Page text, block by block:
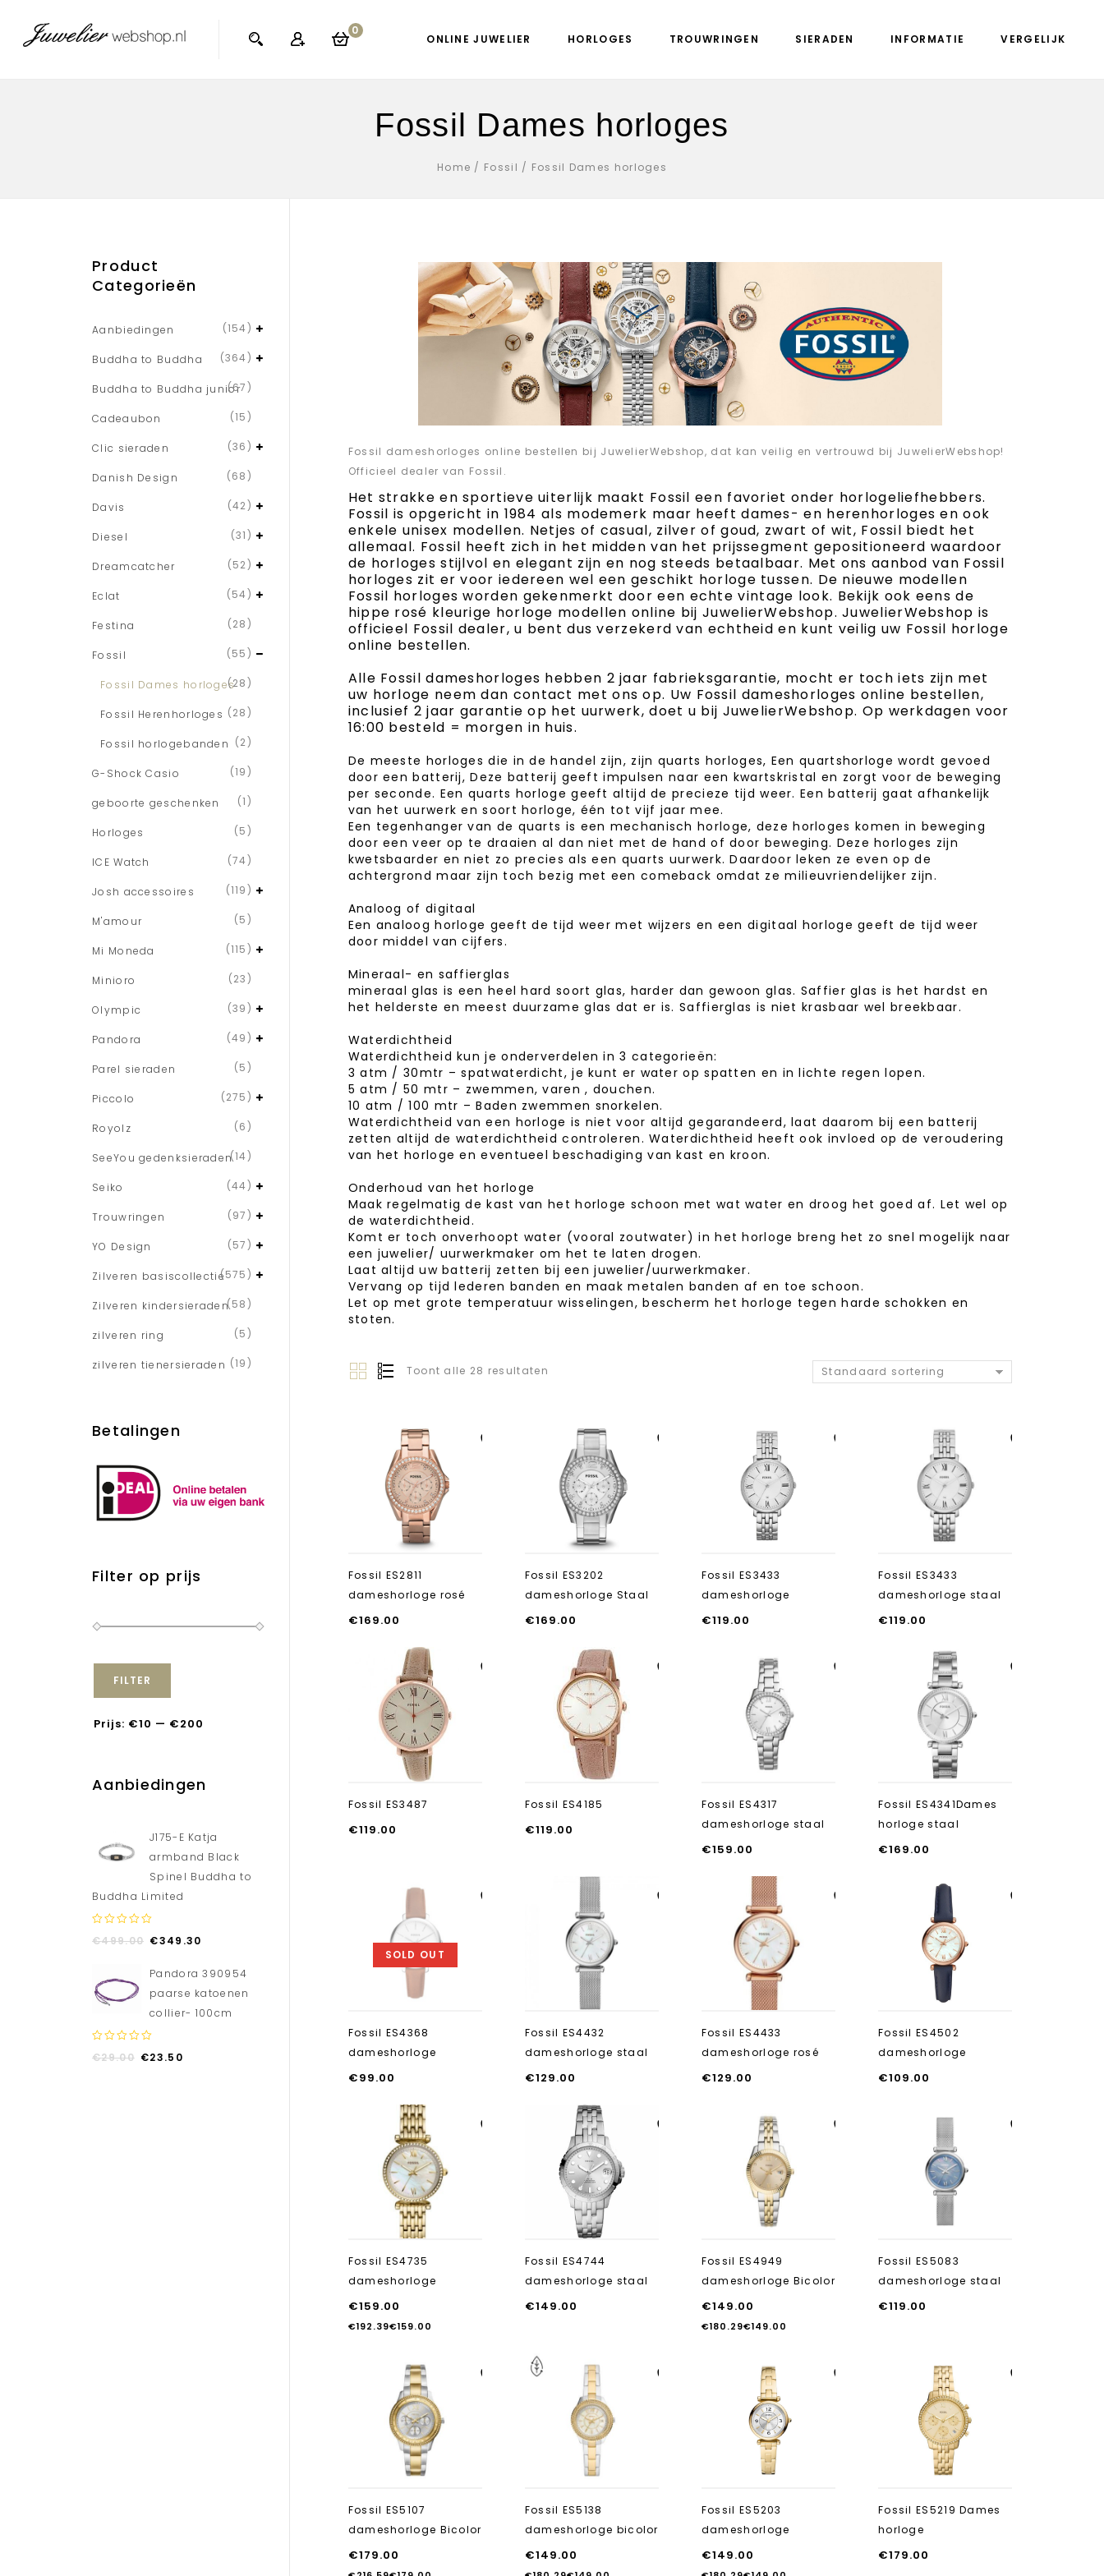
0
ONLINE JUWELIER HORLOGES TROUWRINGEN SIERADEN INFORMATIE VERGELIJK
Fossil Dames horloges
Home / Fossil / Fossil Dames horloges
Fossil dameshorloges online bestellen bij JuwelierWebshop, dat kan veilig en vertrouwd bij JuwelierWebshop!
Officieel dealer van Fossil.
Het strakke en sportieve uiterlijk maakt Fossil een favoriet onder horlogeliefhebbers.
Fossil is opgericht in 1984 als modemerk maar heeft dames- en herenhorloges en ook
enkele unisex modellen. Netjes of casual, zilver of goud, zwart of wit, Fossil biedt het
allemaal. Fossil heeft zich in het midden van het prijssegment gepositioneerd waardoor
de horloges stijlvol en elegant zijn en nog steeds betaalbaar. Met ons aanbod van Fossil
horloges zit er voor iedereen wel een geschikt horloge tussen. De nieuwe modellen
Fossil horloges worden gekenmerkt door een echte vintage look. Bekijk ook eens de
hippe rosé kleurige horloge modellen online bij JuwelierWebshop. JuwelierWebshop is
officieel Fossil dealer, u bent dus verzekerd van echtheid en kunt veilig uw Fossil horloge
online bestellen.
Alle Fossil dameshorloges hebben 2 jaar fabrieksgarantie, mocht er toch iets zijn met
uw horloge neem dan contact met ons op. Uw Fossil dameshorloges online bestellen,
inclusief 2 jaar garantie op het uurwerk, doet u bij JuwelierWebshop. Op werkdagen voor
16:00 besteld = morgen in huis.
De meeste horloges die in de handel zijn, zijn quarts horloges, Een quartshorloge wordt gevoed
door een batterij, Deze batterij geeft impulsen naar een kwartskristal en zorgt voor de beweging
per seconde. Een quarts horloge geeft altijd de precieze tijd weer. Een batterij gaat afhankelijk
van het uurwerk en soort horloge, één tot vijf jaar mee.
Een tegenhanger van de quarts is een mechanisch horloge, deze horloges komen in beweging
door een veer op te draaien al dan niet met de hand of door beweging. Deze horloges zijn
kwetsbaarder en niet zo precies als een quarts uurwerk. Daardoor leken ze even op de
achtergrond maar zijn toch bezig met een comeback omdat ze milieuvriendelijker zijn.
Analoog of digitaal
Een analoog horloge geeft de tijd weer met wijzers en een digitaal horloge geeft de tijd weer
door middel van cijfers.
Mineraal- en saffierglas
mineraal glas is een heel hard soort glas, harder dan gewoon glas. Saffier glas is het hardst en
het helderste en meest duurzame glas dat er is. Saffierglas is niet krasbaar wel breekbaar.
Waterdichtheid
Waterdichtheid kun je onderverdelen in 3 categorieën:
3 atm / 30mtr – spatwaterdicht, je kunt er water op spatten en in lichte regen lopen.
5 atm / 50 mtr – zwemmen, varen , douchen.
10 atm / 100 mtr – Baden zwemmen snorkelen.
Waterdichtheid van een horloge is niet voor altijd gegarandeerd, laat daarom bij een batterij
zetten altijd de waterdichtheid controleren. Waterdichtheid heeft ook invloed op de veroudering
van het horloge en eventueel beschadiging van kast en kroon.
Onderhoud van het horloge
Maak regelmatig de kast van het horloge schoon met wat water en droog het goed af. Let wel op
de waterdichtheid.
Komt er toch onverhoopt water (vooral zoutwater) in het horloge breng het zo snel mogelijk naar
een juwelier/ uurwerkmaker om het te laten drogen.
Laat altijd uw batterij zetten bij een juwelier/uurwerkmaker.
Vervang op tijd lederen banden en maak metalen banden af en toe schoon.
Let op met grote temperatuur wisselingen, bescherm het horloge tegen harde schokken en
stoten.
Toont alle 28 resultaten Standaard sortering
Fossil ES2811
dameshorloge rosé
€169.00
Fossil ES3202
dameshorloge Staal
€169.00
Fossil ES3433
dameshorloge
€119.00
Fossil ES3433
dameshorloge staal
€119.00
Fossil ES3487
€119.00
Fossil ES4185
€119.00
Fossil ES4317
dameshorloge staal
€159.00
Fossil ES4341Dames
horloge staal
€169.00
SOLD OUT
Fossil ES4368
dameshorloge
€99.00
Fossil ES4432
dameshorloge staal
€129.00
Fossil ES4433
dameshorloge rosé
€129.00
Fossil ES4502
dameshorloge
€109.00
Fossil ES4735
dameshorloge
€159.00
€192.39€159.00
Fossil ES4744
dameshorloge staal
€149.00
Fossil ES4949
dameshorloge Bicolor
€149.00
€180.29€149.00
Fossil ES5083
dameshorloge staal
€119.00
Fossil ES5107
dameshorloge Bicolor
€179.00
Fossil ES5138
dameshorloge bicolor
€149.00
Fossil ES5203
dameshorloge
€149.00
Fossil ES5219 Dames
horloge
€179.00
Product
Categorieën
Aanbiedingen (154)
Buddha to Buddha (364)
Buddha to Buddha junior(67)
Cadeaubon (15)
Clic sieraden (36)
Danish Design (68)
Davis (42)
Diesel (31)
Dreamcatcher (52)
Eclat (54)
Festina (28)
Fossil (55)
Fossil Dames horloges(28)
Fossil Herenhorloges (28)
Fossil horlogebanden (2)
G-Shock Casio (19)
geboorte geschenken (1)
Horloges (5)
ICE Watch (74)
Josh accessoires (119)
M'amour (5)
Mi Moneda (115)
Minioro (23)
Olympic (39)
Pandora (49)
Parel sieraden (5)
Piccolo (275)
Royolz (6)
SeeYou gedenksieraden(14)
Seiko (44)
Trouwringen (97)
YO Design (57)
Zilveren basiscollectie(575)
Zilveren kindersieraden(58)
zilveren ring (5)
zilveren tienersieraden (19)
Betalingen
Filter op prijs
FILTER
Prijs: €10 — €200
Aanbiedingen
J175-E Katja
armband Black
Spinel Buddha to
Buddha Limited
out
€499.00 €349.30
Pandora 390954
paarse katoenen
collier- 100cm
out
€29.00 €23.50